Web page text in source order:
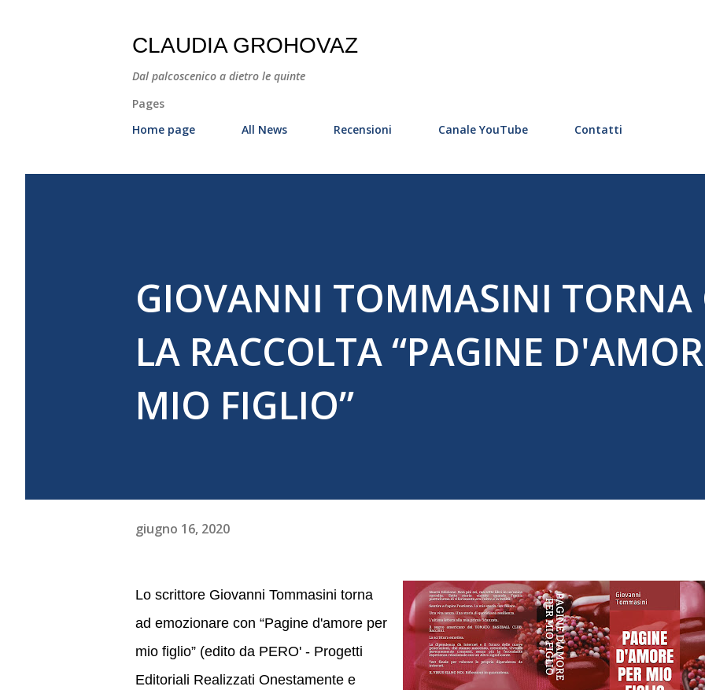
CLAUDIA GROHOVAZ
Dal palcoscenico a dietro le quinte
Pages
Home page
All News Recensioni Canale YouTube Contatti
GIOVANNI TOMMASINI TORNA
LA RACCOLTA “PAGINE
MIO FIGLIO”
giugno 16, 2020
Lo scrittore Giovanni Tommasini torna
ad emozionare con “Pagine d'amore per
mio figlio” (edito da PERO' - Progetti
Editoriali Realizzati Onestamente e